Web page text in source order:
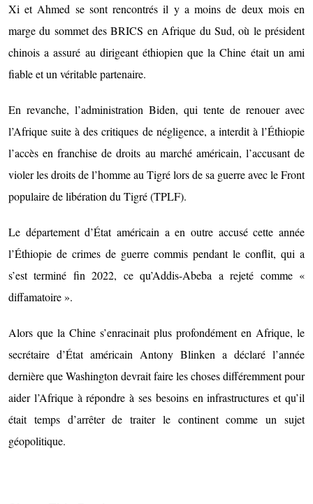
Xi et Ahmed se sont rencontrés il y a moins de deux mois en
marge du sommet des BRICS en Afrique du Sud, où le président
chinois a assuré au dirigeant éthiopien que la Chine était un ami
fiable et un véritable partenaire.
En revanche, l’administration Biden, qui tente de renouer avec
l’Afrique suite à des critiques de négligence, a interdit à l’Éthiopie
l’accès en franchise de droits au marché américain, l’accusant de
violer les droits de l’homme au Tigré lors de sa guerre avec le Front
populaire de libération du Tigré (TPLF).
Le département d’État américain a en outre accusé cette année
l’Éthiopie de crimes de guerre commis pendant le conflit, qui a
s’est terminé fin 2022, ce qu’Addis-Abeba a rejeté comme «
diffamatoire ».
Alors que la Chine s’enracinait plus profondément en Afrique, le
secrétaire d’État américain Antony Blinken a déclaré l’année
dernière que Washington devrait faire les choses différemment pour
aider l’Afrique à répondre à ses besoins en infrastructures et qu’il
était temps d’arrêter de traiter le continent comme un sujet
géopolitique.